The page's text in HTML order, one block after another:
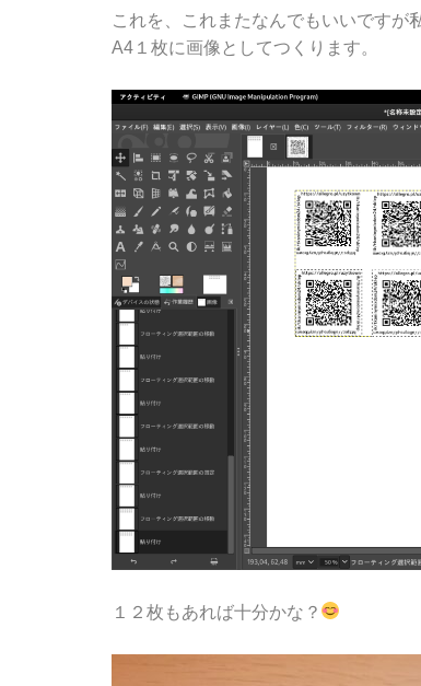
これを、これまたなんでもいいですが
A4１枚に画像としてつくります。
１２枚もあれば十分かな？